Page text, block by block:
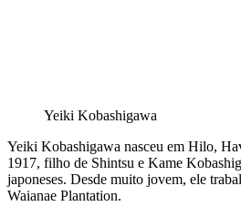
Yeiki Kobashigawa
Yeiki Kobashigawa nasceu em Hilo,
1917, filho de Shintsu e Kame
japoneses. Desde muito jovem, ele
Waianae Plantation.